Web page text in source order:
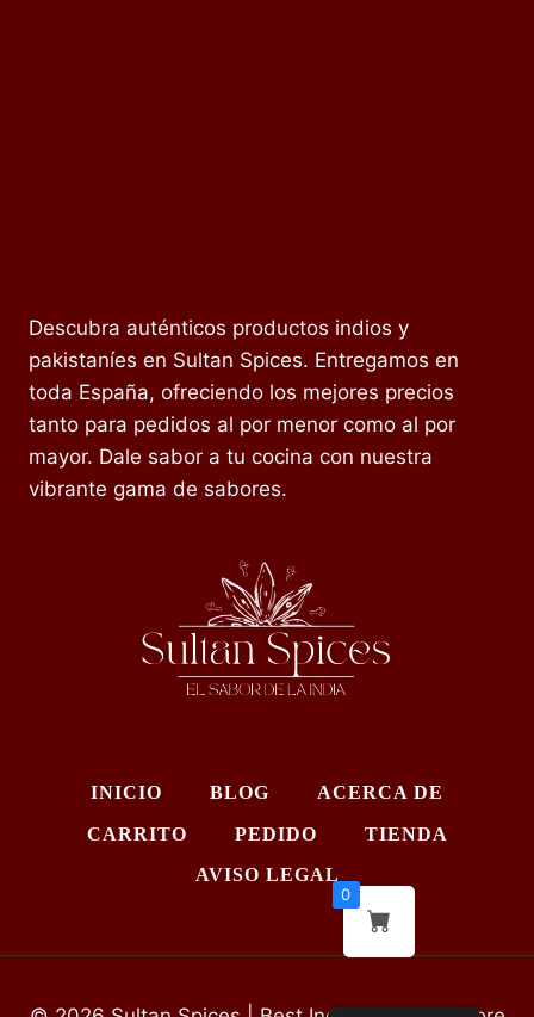
Descubra auténticos productos indios y
pakistaníes en Sultan Spices. Entregamos en
toda España, ofreciendo los mejores precios
tanto para pedidos al por menor como al por
mayor. Dale sabor a tu cocina con nuestra
vibrante gama de sabores.
INICIO BLOG ACERCA DE
CARRITO PEDIDO TIENDA
AVISO LEGAL
0